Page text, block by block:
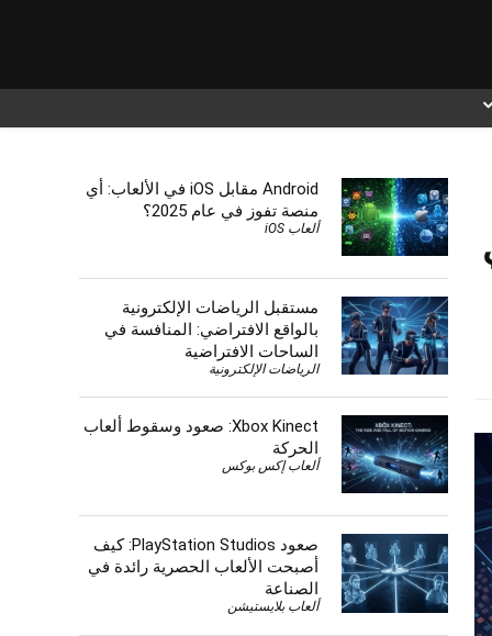
Android مقابل iOS في الألعاب: أي
منصة تفوز في عام 2025؟
ألعاب iOS
مستقبل الرياضات الإلكترونية
بالواقع الافتراضي: المنافسة في
الساحات الافتراضية
الرياضات الإلكترونية
Xbox Kinect: صعود وسقوط ألعاب
الحركة
ألعاب إكس بوكس
صعود PlayStation Studios: كيف
أصبحت الألعاب الحصرية رائدة في
الصناعة
ألعاب بلايستيشن